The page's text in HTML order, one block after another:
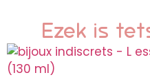
Ezek is